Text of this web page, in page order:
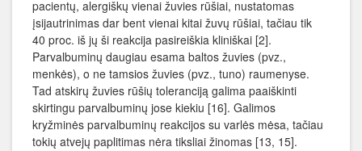
pacientų, alergiškų vienai žuvies rūšiai, nustatomas
įsijautrinimas dar bent vienai kitai žuvų rūšiai, tačiau tik
40 proc. iš jų ši reakcija pasireiškia kliniškai [2].
Parvalbuminų daugiau esama baltos žuvies (pvz.,
menkės), o ne tamsios žuvies (pvz., tuno) raumenyse.
Tad atskirų žuvies rūšių toleranciją galima paaiškinti
skirtingu parvalbuminų jose kiekiu [16]. Galimos
kryžminės parvalbuminų reakcijos su varlės mėsa, tačiau
tokių atvejų paplitimas nėra tiksliai žinomas [13, 15].